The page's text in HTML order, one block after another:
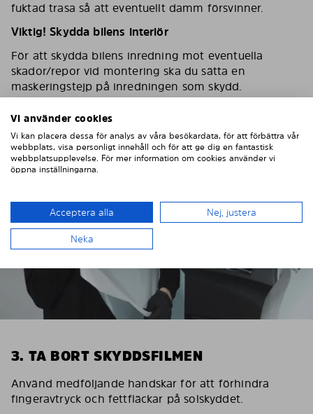
fuktad trasa så att eventuellt damm försvinner.
Viktig! Skydda bilens interiör
För att skydda bilens inredning mot eventuella
skador/repor vid montering ska du sätta en
maskeringstejp på inredningen som skydd.
3. TA BORT SKYDDSFILMEN
Använd medföljande handskar för att förhindra
fingeravtryck och fettfläckar på solskyddet.
Vi använder cookies
Vi kan placera dessa för analys av våra besökardata, för att förbättra vår
webbplats, visa personligt innehåll och för att ge dig en fantastisk
webbplatsupplevelse. För mer information om cookies använder vi
öppna inställningarna.
Acceptera alla Nej, justera
Neka